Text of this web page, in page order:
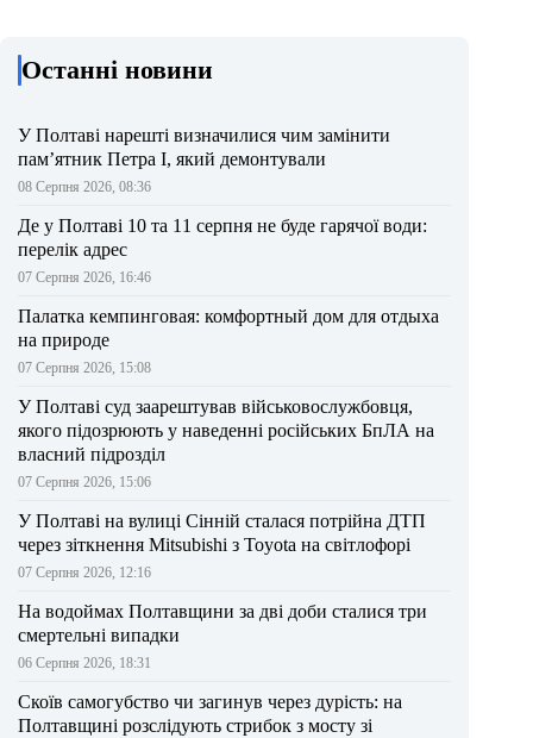
Останні новини
У Полтаві нарешті визначилися чим замінити
пам’ятник Петра І, який демонтували
08 Серпня 2026, 08:36
Де у Полтаві 10 та 11 серпня не буде гарячої води:
перелік адрес
07 Серпня 2026, 16:46
Палатка кемпинговая: комфортный дом для отдыха
на природе
07 Серпня 2026, 15:08
У Полтаві суд заарештував військовослужбовця,
якого підозрюють у наведенні російських БпЛА на
власний підрозділ
07 Серпня 2026, 15:06
У Полтаві на вулиці Сінній сталася потрійна ДТП
через зіткнення Mitsubishi з Toyota на світлофорі
07 Серпня 2026, 12:16
На водоймах Полтавщини за дві доби сталися три
смертельні випадки
06 Серпня 2026, 18:31
Скоїв самогубство чи загинув через дурість: на
Полтавщині розслідують стрибок з мосту зі